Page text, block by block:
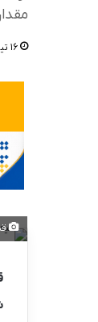
مقدار از
۱۶ تیر ۱۴۰۵